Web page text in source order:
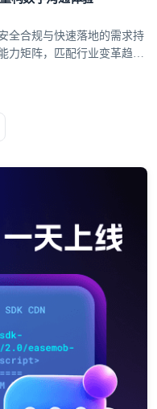
全合规与快速落地的需求持
力矩阵，匹配行业变革趋